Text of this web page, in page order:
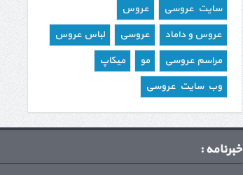
سایت عروسی
عروس
عروس و داماد
عروسی
لباس عروس
مراسم عروسی
مو
میکاپ
وب سایت عروسی
خبرنامه :